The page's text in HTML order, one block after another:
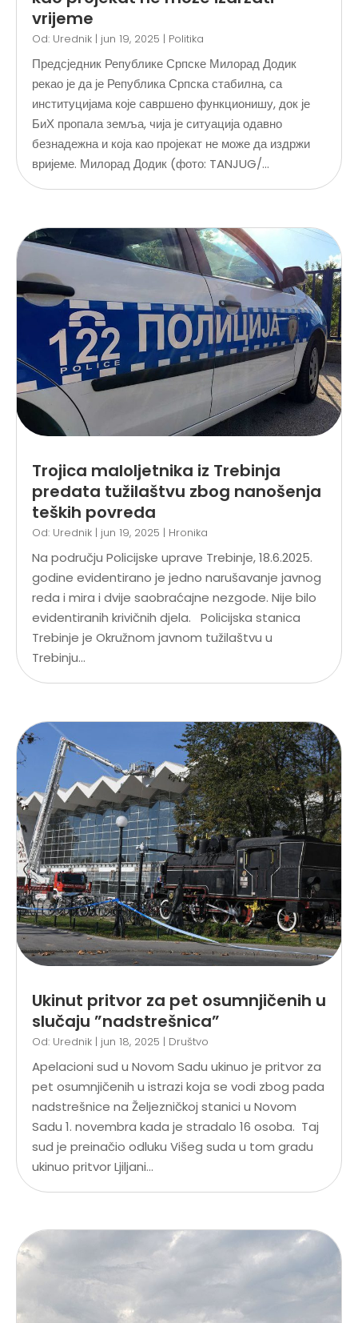
vrijeme
Od: Urednik | jun 19, 2025 | Politika
Предсједник Републике Српске Милорад Додик
рекао је да је Република Српска стабилна, са
институцијама које савршено функционишу, док је
БиХ пропала земља, чија је ситуација одавно
безнадежна и која као пројекат не може да издржи
вријеме. Милорад Додик (фото: TANJUG/...
Trojica maloljetnika iz Trebinja
predata tužilaštvu zbog nanošenja
teških povreda
Od: Urednik | jun 19, 2025 | Hronika
Na području Policijske uprave Trebinje, 18.6.2025.
godine evidentirano je jedno narušavanje javnog
reda i mira i dvije saobraćajne nezgode. Nije bilo
evidentiranih krivičnih djela. Policijska stanica
Trebinje je Okružnom javnom tužilaštvu u
Trebinju...
Ukinut pritvor za pet osumnjičenih u
slučaju ”nadstrešnica”
Od: Urednik | jun 18, 2025 | Društvo
Apelacioni sud u Novom Sadu ukinuo je pritvor za
pet osumnjičenih u istrazi koja se vodi zbog pada
nadstrešnice na Željezničkoj stanici u Novom
Sadu 1. novembra kada je stradalo 16 osoba. Taj
sud je preinačio odluku Višeg suda u tom gradu
ukinuo pritvor Ljiljani...